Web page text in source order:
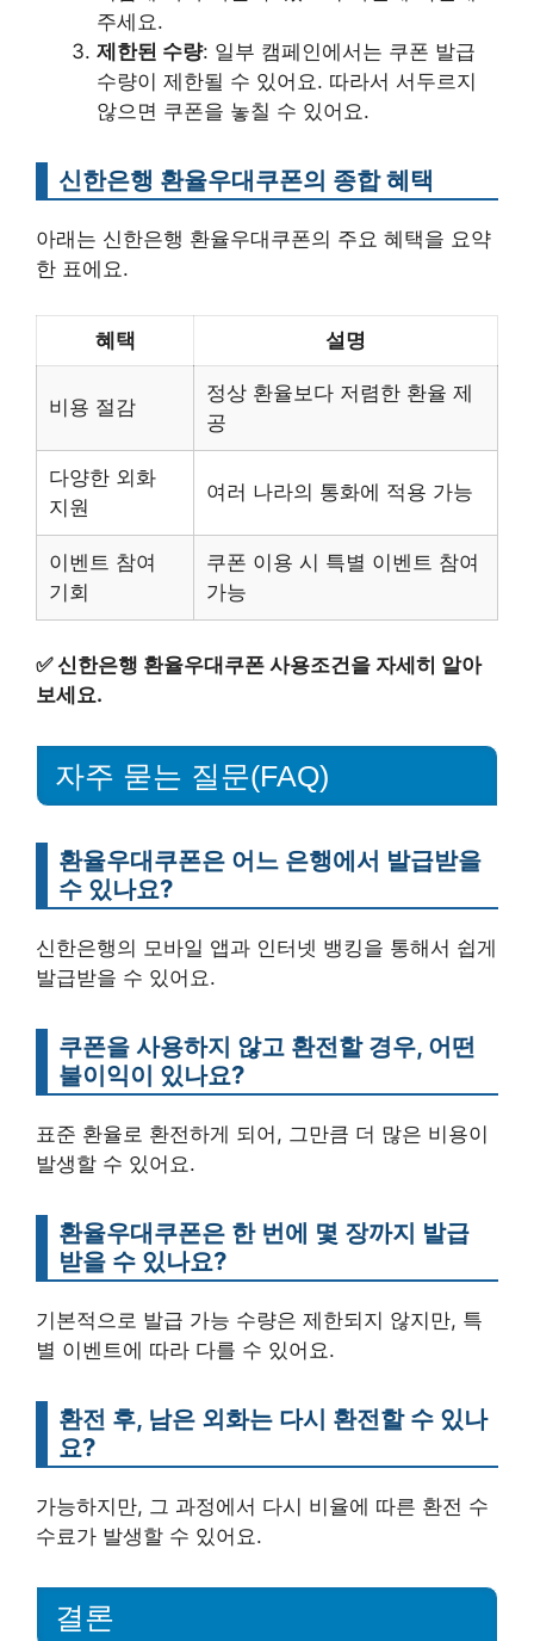
주세요.
제한된 수량: 일부 캠페인에서는 쿠폰 발급
수량이 제한될 수 있어요. 따라서 서두르지
않으면 쿠폰을 놓칠 수 있어요.
신한은행 환율우대쿠폰의 종합 혜택
아래는 신한은행 환율우대쿠폰의 주요 혜택을 요약
한 표에요.
혜택 설명
비용 절감
정상 환율보다 저렴한 환율 제
공
다양한 외화
지원
여러 나라의 통화에 적용 가능
이벤트 참여
기회
쿠폰 이용 시 특별 이벤트 참여
가능
✅신한은행 환율우대쿠폰 사용조건을 자세히 알아
보세요.
자주 묻는 질문(FAQ)
환율우대쿠폰은 어느 은행에서 발급받을
수 있나요?
신한은행의 모바일 앱과 인터넷 뱅킹을 통해서 쉽게
발급받을 수 있어요.
쿠폰을 사용하지 않고 환전할 경우, 어떤
불이익이 있나요?
표준 환율로 환전하게 되어, 그만큼 더 많은 비용이
발생할 수 있어요.
환율우대쿠폰은 한 번에 몇 장까지 발급
받을 수 있나요?
기본적으로 발급 가능 수량은 제한되지 않지만, 특
별 이벤트에 따라 다를 수 있어요.
환전 후, 남은 외화는 다시 환전할 수 있나
요?
가능하지만, 그 과정에서 다시 비율에 따른 환전 수
수료가 발생할 수 있어요.
결론